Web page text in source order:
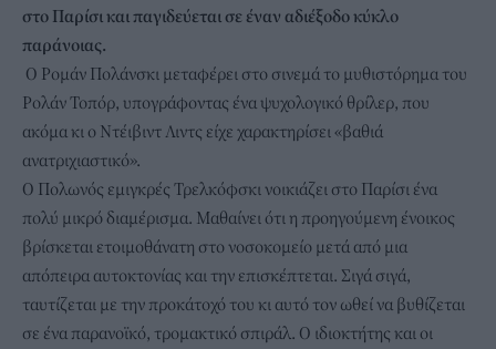
στο Παρίσι και παγιδεύεται σε έναν αδιέξοδο κύκλο
παράνοιας.
O Ρομάν Πολάνσκι μεταφέρει στο σινεμά το μυθιστόρημα του
Ρολάν Τοπόρ, υπογράφοντας ένα ψυχολογικό θρίλερ, που
ακόμα κι ο Ντέιβιντ Λιντς είχε χαρακτηρίσει «βαθιά
ανατριχιαστικό».
Ο Πολωνός εμιγκρές Τρελκόφσκι νοικιάζει στο Παρίσι ένα
πολύ μικρό διαμέρισμα. Μαθαίνει ότι η προηγούμενη ένοικος
βρίσκεται ετοιμοθάνατη στο νοσοκομείο μετά από μια
απόπειρα αυτοκτονίας και την επισκέπτεται. Σιγά σιγά,
ταυτίζεται με την προκάτοχό του κι αυτό τον ωθεί να βυθίζεται
σε ένα παρανοϊκό, τρομακτικό σπιράλ. Ο ιδιοκτήτης και οι